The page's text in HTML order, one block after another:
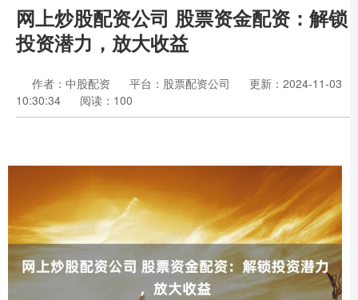
网上炒股配资公司 股票资金配资：解锁
投资潜力，放大收益
作者：中股配资 平台：股票配资公司
更新：2024-11-03
10:30:34
阅读：100